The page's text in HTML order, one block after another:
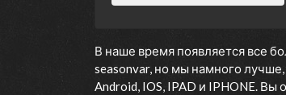
В наше время появляется все
seasonvar, но мы намного
Android, IOS, IPAD и IPHONE.